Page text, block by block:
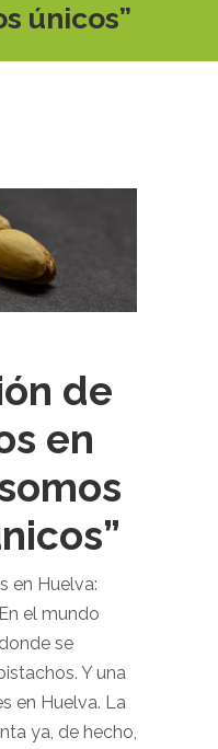
únicos”
de
en
en Huelva:
el mundo
se
Y una
en Huelva. La
ya, de hecho,